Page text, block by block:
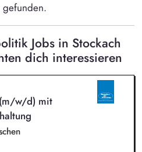
gefunden.
Jobs in Stockach
dich interessieren
w/d) mit